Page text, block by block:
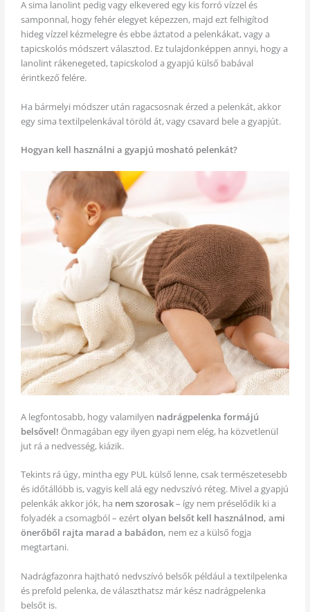
A sima lanolint pedig vagy elkevered egy kis forró vízzel és
samponnal, hogy fehér elegyet képezzen, majd ezt felhigítod
hideg vízzel kézmelegre és ebbe áztatod a pelenkákat, vagy a
tapicskolós módszert választod. Ez tulajdonképpen annyi, hogy a
lanolint rákenegeted, tapicskolod a gyapjú külső babával
érintkező felére.
Ha bármelyi módszer után ragacsosnak érzed a pelenkát, akkor
egy sima textilpelenkával töröld át, vagy csavard bele a gyapjút.
Hogyan kell használni a gyapjú mosható pelenkát?
A legfontosabb, hogy valamilyen nadrágpelenka formájú
belsővel! Önmagában egy ilyen gyapi nem elég, ha közvetlenül
jut rá a nedvesség, kiázik.
Tekints rá úgy, mintha egy PUL külső lenne, csak természetesebb
és időtállóbb is, vagyis kell alá egy nedvszívó réteg. Mivel a gyapjú
pelenkák akkor jók, ha nem szorosak– így nem préselődik ki a
folyadék a csomagból – ezértolyan belsőt kell használnod, ami
önerőből rajta marad a babádon, nem ez a külső fogja
megtartani.
Nadrágfazonra hajtható nedvszívó belsők például a textilpelenka
és prefold pelenka, de választhatsz már kész nadrágpelenka
belsőt is.